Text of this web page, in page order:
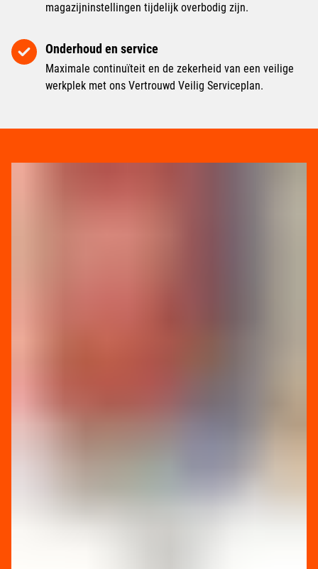
magazijninstellingen tijdelijk overbodig zijn.
Onderhoud en service
Maximale continuïteit en de zekerheid van een veilige
werkplek met ons Vertrouwd Veilig Serviceplan.